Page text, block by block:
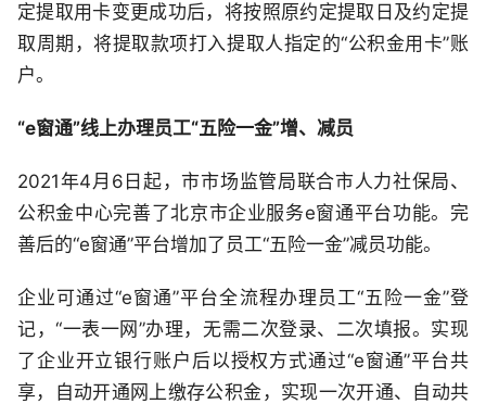
定提取用卡变更成功后，将按照原约定提取日及约定提
取周期，将提取款项打入提取人指定的“公积金用卡”账
户。
“e窗通”线上办理员工“五险一金”增、减员
2021年4月6日起，市市场监管局联合市人力社保局、
公积金中心完善了北京市企业服务e窗通平台功能。完
善后的“e窗通”平台增加了员工“五险一金”减员功能。
企业可通过“e窗通”平台全流程办理员工“五险一金”登
记，“一表一网”办理，无需二次登录、二次填报。实现
了企业开立银行账户后以授权方式通过“e窗通”平台共
享，自动开通网上缴存公积金，实现一次开通、自动共